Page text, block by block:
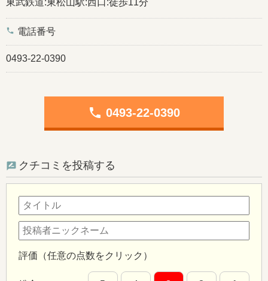
東武鉄道:東松山駅:西口:徒歩11分
phone 電話番号
0493-22-0390
phone 0493-22-0390
クチコミを投稿する
評価（任意の点数をクリック）